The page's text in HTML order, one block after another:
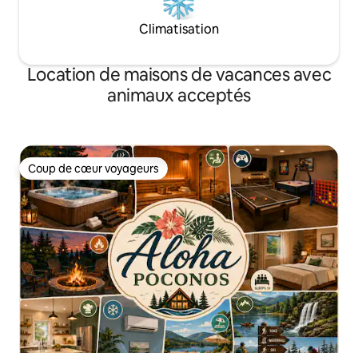
Climatisation
Location de maisons de vacances avec
animaux acceptés
Coup de cœur voyageurs
Coup de cœur voyageurs